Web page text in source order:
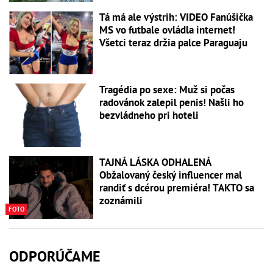
Tá má ale výstrih: VIDEO Fanúšička
MS vo futbale ovládla internet!
Všetci teraz držia palce Paraguaju
Tragédia po sexe: Muž si počas
radovánok zalepil penis! Našli ho
bezvládneho pri hoteli
FOTO
TAJNÁ LÁSKA ODHALENÁ
Obžalovaný český influencer mal
randiť s dcérou premiéra! TAKTO sa
zoznámili
ODPORÚČAME